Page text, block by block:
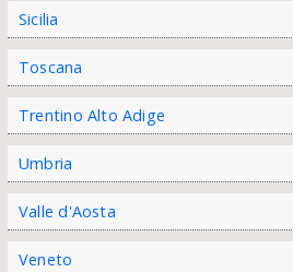
Sicilia
Toscana
Trentino Alto Adige
Umbria
Valle d'Aosta
Veneto